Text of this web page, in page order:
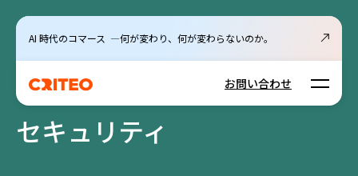
AI 時代のコマース ―何が変わり、何が変わらないのか。
お問い合わせ Open
セキュリティ